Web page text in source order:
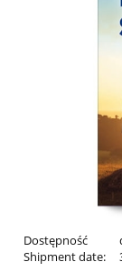
Dostępność
Shipment date: